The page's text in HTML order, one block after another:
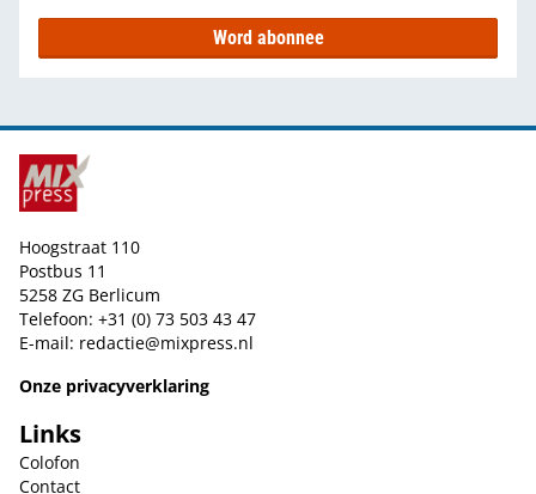
Word abonnee
Hoogstraat 110
Postbus 11
5258 ZG Berlicum
Telefoon: +31 (0) 73 503 43 47
E-mail: redactie@mixpress.nl
Onze privacyverklaring
Links
Colofon
Contact